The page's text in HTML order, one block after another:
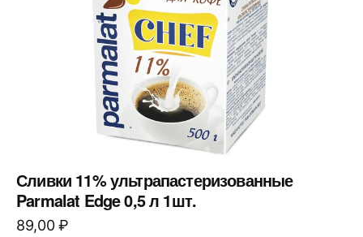
Сливки 11% ультрапастеризованные
Parmalat Edge 0,5 л 1шт.
89,00₽